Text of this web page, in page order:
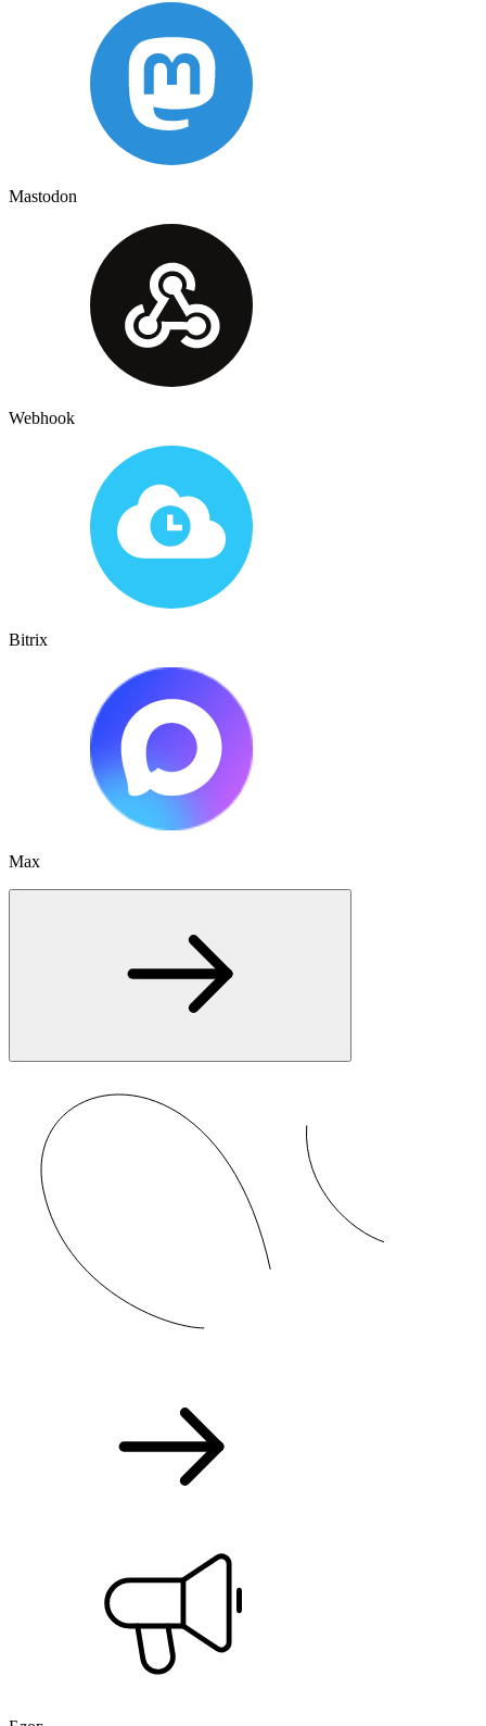
Mastodon
Webhook
Bitrix
Max